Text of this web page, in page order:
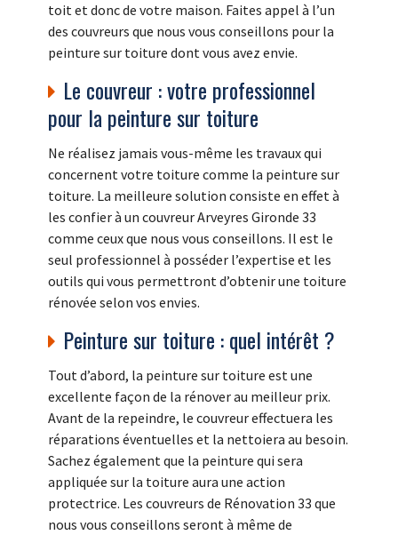
toit et donc de votre maison. Faites appel à l’un
des couvreurs que nous vous conseillons pour la
peinture sur toiture dont vous avez envie.
Le couvreur : votre professionnel
pour la peinture sur toiture
Ne réalisez jamais vous-même les travaux qui
concernent votre toiture comme la peinture sur
toiture. La meilleure solution consiste en effet à
les confier à un couvreur Arveyres Gironde 33
comme ceux que nous vous conseillons. Il est le
seul professionnel à posséder l’expertise et les
outils qui vous permettront d’obtenir une toiture
rénovée selon vos envies.
Peinture sur toiture : quel intérêt ?
Tout d’abord, la peinture sur toiture est une
excellente façon de la rénover au meilleur prix.
Avant de la repeindre, le couvreur effectuera les
réparations éventuelles et la nettoiera au besoin.
Sachez également que la peinture qui sera
appliquée sur la toiture aura une action
protectrice. Les couvreurs de Rénovation 33 que
nous vous conseillons seront à même de